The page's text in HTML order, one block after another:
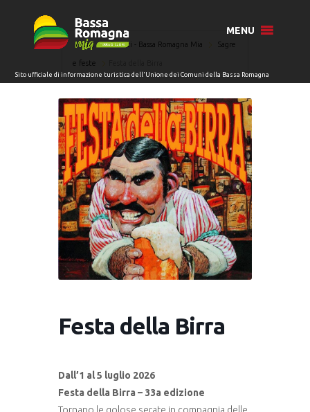
MENU
Home Eventi - Bassa Romagna Mia Sagre
e feste
Festa della Birra
Dall’1 al 5 luglio 2026
Festa della Birra – 33a edizione